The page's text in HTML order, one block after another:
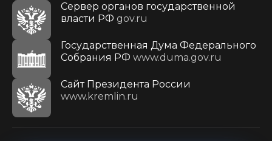
Сервер органов государственной
власти РФ gov.ru
Государственная Дума Федерального
Собрания РФ www.duma.gov.ru
Cайт Президента России
www.kremlin.ru